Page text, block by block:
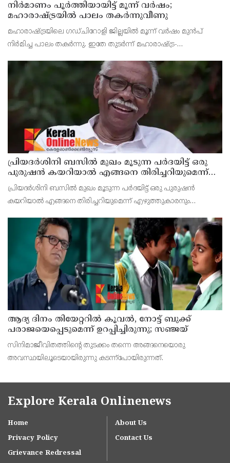
നിർമാണം പൂർത്തിയായിട്ട് മൂന്ന് വർഷം;
മഹാരാഷ്ട്രയിൽ പാലം തകർന്നുവീണു
മഹാരാഷ്ട്രയിലെ ഗഡ്ചിറോളി ജില്ലയിൽ മൂന്ന് വർഷം മുൻപ്
നിർമിച്ച പാലം തകർന്നു. ഇതേ തുടർന്ന് മഹാരാഷ്ട്ര-
ഗതാഗതം നിലച്ചു. ബന്ദിയ നദിക്ക് കുറുകെ നിർമിച്ച 10
പ്രിയദർശിനി ബസിൽ മുഖം മൂടുന്ന പർദയിട്ട് ഒരു
പുരുഷൻ കയറിയാൽ എങ്ങനെ തിരിച്ചറിയുമെന്ന്
എംഎൻ കാരശ്ശേരി
പ്രിയദർശിനി ബസിൽ മുഖം മൂടുന്ന പർദയിട്ട് ഒരു പുരുഷൻ
കയറിയാൽ എങ്ങനെ തിരിച്ചറിയുമെന്ന് എഴുത്തുകാരനും
പർദയായ നിഖാബ് എന്തുകൊണ്ടാണ് വലിയൊരു നിയമപ്രശ്നമാ
ആദ്യ ദിനം തിയേറ്ററില്‍ കൂവല്‍, നോട്ട് ബുക്ക്
പരാജയെപ്പെടുമെന്ന് ഉറപ്പിച്ചിരുന്നു; സഞ്ജയ്
സിനിമാജീവിതത്തിന്റെ തുടക്കം തന്നെ അങ്ങനെയൊരു
അവസ്ഥയിലൂടെയായിരുന്നു കടന്ന്‌പോയിരുന്നത്.
Explore Kerala Onlinenews
Home
About Us
Privacy Policy
Contact Us
Grievance Redressal